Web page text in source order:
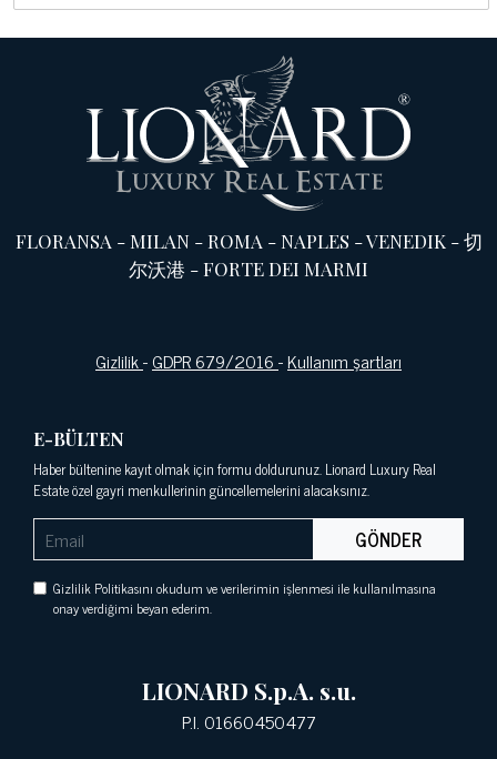
FLORANSA -MILAN-ROMA -NAPLES -VENEDIK-切
尔沃港 -FORTE DEI MARMI
Gizlilik-GDPR 679/2016-Kullanım şartları
E-BÜLTEN
Haber bültenine kayıt olmak için formu doldurunuz. Lionard Luxury Real
Estate özel gayri menkullerinin güncellemelerini alacaksınız.
GÖNDER
Gizlilik Politikasını okudum ve verilerimin işlenmesi ile kullanılmasına
onay verdiğimi beyan ederim.
LIONARD S.p.A. s.u.
P.I. 01660450477